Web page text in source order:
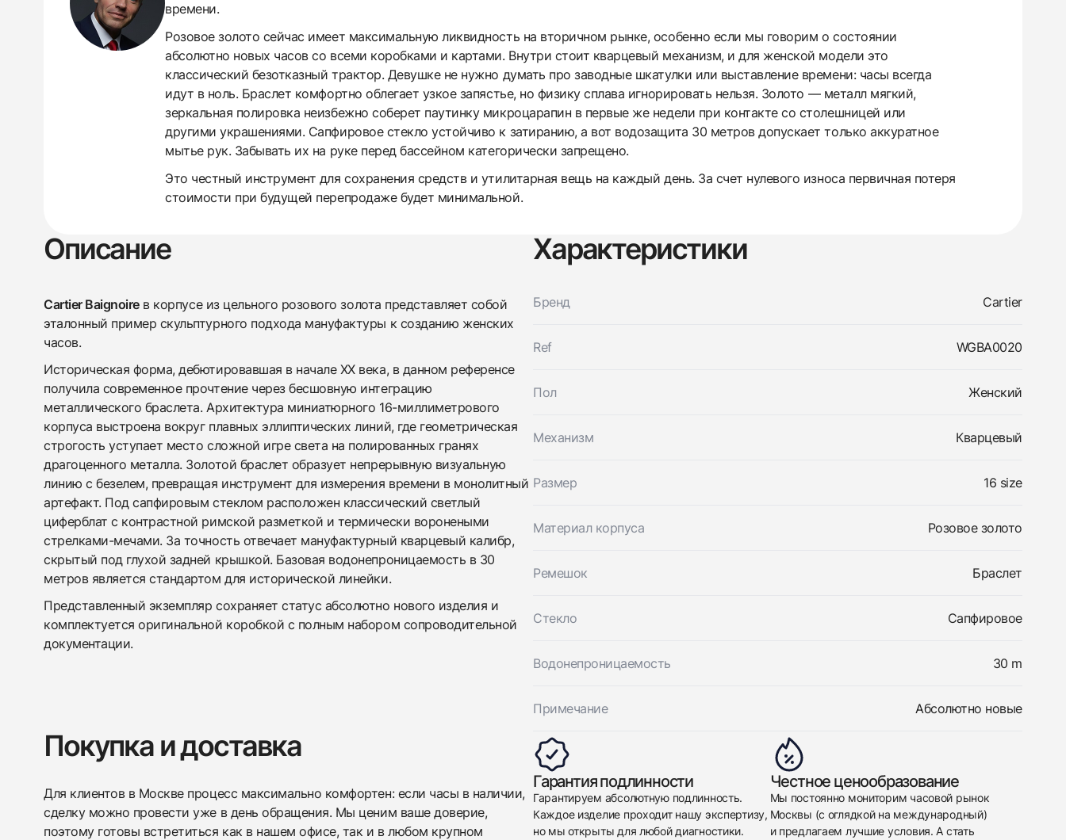
438
285
145
142
205
204
195
150
6
времени.
Розовое золото сейчас имеет максимальную ликвидность на вторичном рынке, особенно если мы говорим о состоянии
абсолютно новых часов со всеми коробками и картами. Внутри стоит кварцевый механизм, и для женской модели это
классический безотказный трактор. Девушке не нужно думать про заводные шкатулки или выставление времени: часы всегда
идут в ноль. Браслет комфортно облегает узкое запястье, но физику сплава игнорировать нельзя. Золото — металл мягкий,
зеркальная полировка неизбежно соберет паутинку микроцарапин в первые же недели при контакте со столешницей или
другими украшениями. Сапфировое стекло устойчиво к затиранию, а вот водозащита 30 метров допускает только аккуратное
мытье рук. Забывать их на руке перед бассейном категорически запрещено.
Это честный инструмент для сохранения средств и утилитарная вещь на каждый день. За счет нулевого износа первичная потеря
стоимости при будущей перепродаже будет минимальной.
Описание
Cartier Baignoireв корпусе из цельного розового золота представляет собой
эталонный пример скульптурного подхода мануфактуры к созданию женских
часов.
Историческая форма, дебютировавшая в начале XX века, в данном референсе
получила современное прочтение через бесшовную интеграцию
металлического браслета. Архитектура миниатюрного 16-миллиметрового
корпуса выстроена вокруг плавных эллиптических линий, где геометрическая
строгость уступает место сложной игре света на полированных гранях
драгоценного металла. Золотой браслет образует непрерывную визуальную
линию с безелем, превращая инструмент для измерения времени в монолитный
артефакт. Под сапфировым стеклом расположен классический светлый
циферблат с контрастной римской разметкой и термически воронеными
стрелками-мечами. За точность отвечает мануфактурный кварцевый калибр,
скрытый под глухой задней крышкой. Базовая водонепроницаемость в 30
метров является стандартом для исторической линейки.
Представленный экземпляр сохраняет статус абсолютно нового изделия и
комплектуется оригинальной коробкой с полным набором сопроводительной
документации.
Характеристики
Бренд Cartier
Ref WGBA0020
Пол Женский
Механизм Кварцевый
Размер 16 size
Материал корпуса Розовое золото
Ремешок Браслет
Стекло Сапфировое
Водонепроницаемость 30 m
Примечание Абсолютно новые
Покупка и доставка
Для клиентов в Москве процесс максимально комфортен: если часы в наличии,
сделку можно провести уже в день обращения. Мы ценим ваше доверие,
поэтому готовы встретиться как в нашем офисе, так и в любом крупном
Гарантия подлинности
Гарантируем абсолютную подлинность.
Каждое изделие проходит нашу экспертизу,
но мы открыты для любой диагностики.
Честное ценообразование
Мы постоянно мониторим часовой рынок
Москвы (с оглядкой на международный)
и предлагаем лучшие условия. А стать
Заказать эти часы
Оставьте ваши контактные данные и мы свяжемся с
вами
Baignoire Watch Mini Size 16 Rose Gold
НовыеКоробка + Документы
$15,350
Отправить заявку
Трейд-ин часов
Оставьте ваши контактные данные и мы свяжемся с
Cartier
Baignoire Watch Mini Size 16 Rose Gold
Коробка + Документы
$15,350